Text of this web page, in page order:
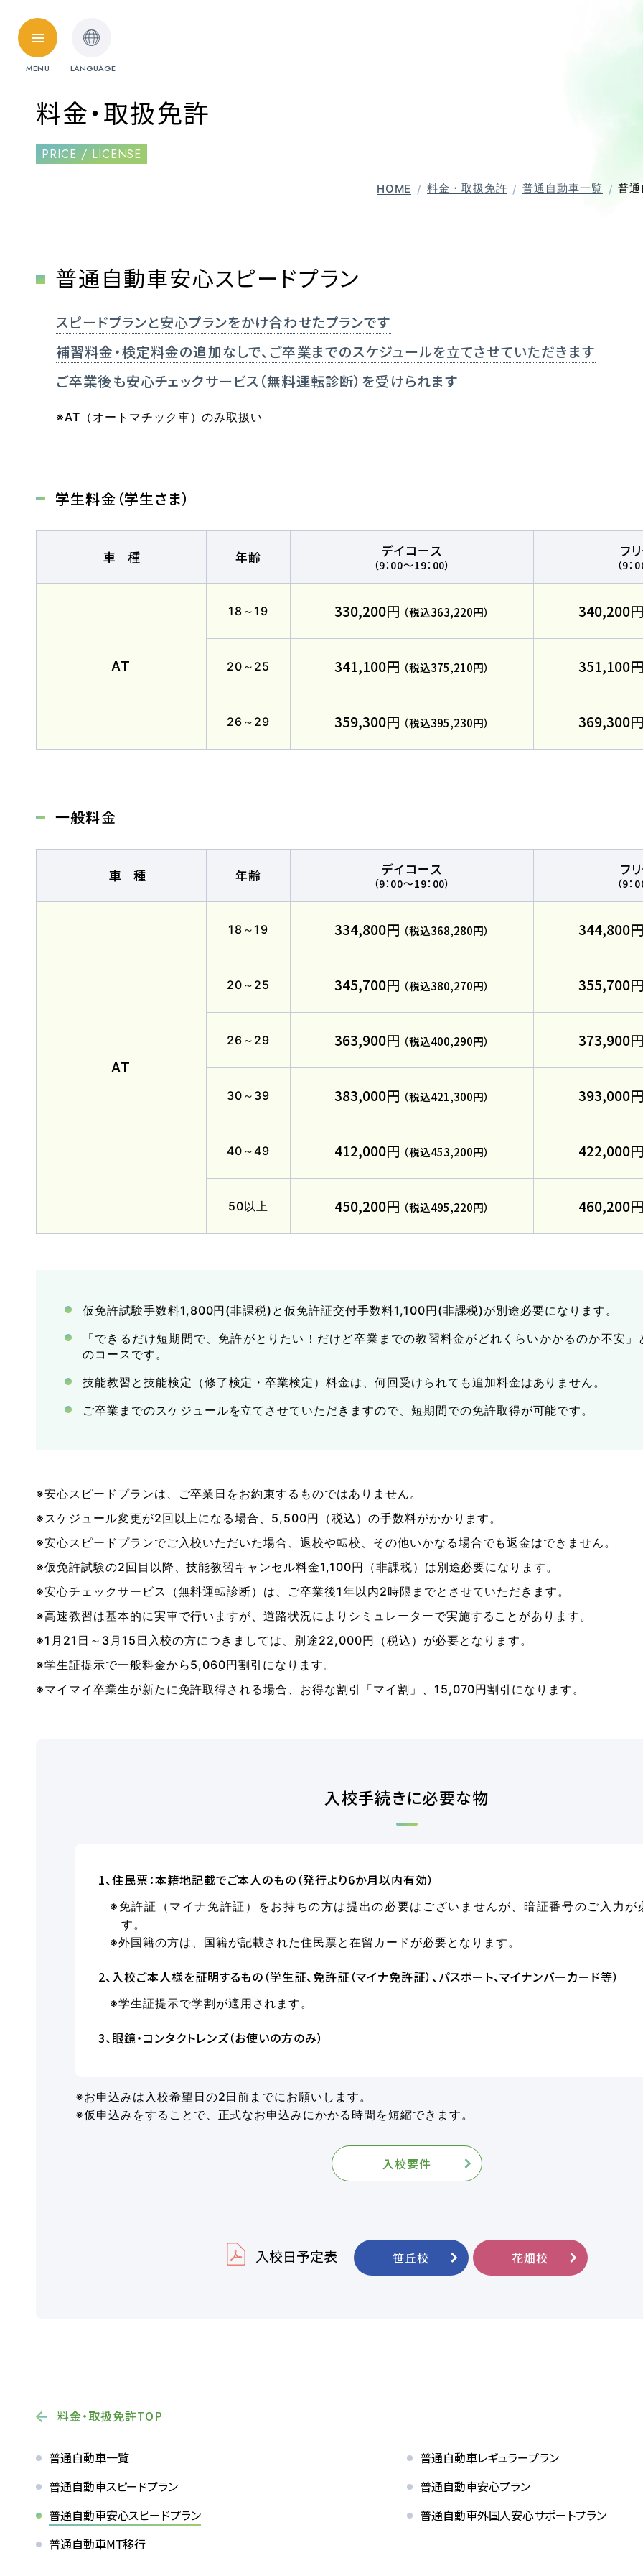
LANGUAGE
MENU
マイマイスクール笹丘
福岡大学前営業所（入校申込受付）
選ばれる理由
お知らせ
【花畑校7月イベント】夏はじめました
お役立ちコラム
オンライン入校受付 資
FOLLOW SNS
料金・取扱免許
PRICE / LICENSE
HOME 料金・取扱免許 普通自動車一覧 普
料金・取扱免許TOP
普通自動車一覧
普通自動車レギュラープラン
普通自動車スピードプラン
普通自動車安心プラン
普通自動車安心スピードプラン
普通自動車外国人安心サポートプラン
普通自動車MT移行
普通自動車安心スピードプラン
スピードプランと安心プランをかけ合わせたプランです
補習料金・検定料金の追加なしで、ご卒業までのスケジュールを立てさせていただきます
ご卒業後も安心チェックサービス（無料運転診断）を受けられます
※AT（オートマチック車）のみ取扱い
学生料金（学生さま）
車種 年齢 デイコース
（9：00～19：00）
フ
（9：
AT
18～19 330,200円 （税込363,220円） 340,200円
20～25 341,100円 （税込375,210円） 351,100円
26～29 359,300円 （税込395,230円） 369,300円
一般料金
車種 年齢 デイコース
（9：00～19：00）
フ
（9：
AT
18～19 334,800円 （税込368,280円） 344,800円
20～25 345,700円 （税込380,270円） 355,700円
26～29 363,900円 （税込400,290円） 373,900円
30～39 383,000円 （税込421,300円） 393,000円
40～49 412,000円 （税込453,200円） 422,000円
50以上 450,200円 （税込495,220円） 460,200円
仮免許試験手数料1,800円(非課税)と仮免許証交付手数料1,100円(非課税)が別途必要になります。
「できるだけ短期間で、免許がとりたい！だけど卒業までの教習料金がどれくらいかかるのか不安」
のコースです。
技能教習と技能検定（修了検定・卒業検定）料金は、何回受けられても追加料金はありません。
ご卒業までのスケジュールを立てさせていただきますので、短期間での免許取得が可能です。
※安心スピードプランは、ご卒業日をお約束するものではありません。
※スケジュール変更が2回以上になる場合、5,500円（税込）の手数料がかかります。
※安心スピードプランでご入校いただいた場合、退校や転校、その他いかなる場合でも返金はできません。
※仮免許試験の2回目以降、技能教習キャンセル料金1,100円（非課税）は別途必要になります。
※安心チェックサービス（無料運転診断）は、ご卒業後1年以内2時限までとさせていただきます。
※高速教習は基本的に実車で行いますが、道路状況によりシミュレーターで実施することがあります。
※1月21日～3月15日入校の方につきましては、別途22,000円（税込）が必要となります。
※学生証提示で一般料金から5,060円割引になります。
※マイマイ卒業生が新たに免許取得される場合、お得な割引「マイ割」、15,070円割引になります。
入校手続きに必要な物
1、住民票：本籍地記載でご本人のもの（発行より6か月以内有効）
※免許証（マイナ免許証）をお持ちの方は提出の必要はございませんが、暗証番号のご入力が
す。
※外国籍の方は、国籍が記載された住民票と在留カードが必要となります。
2、入校ご本人様を証明するもの（学生証、免許証（マイナ免許証）、パスポート、マイナンバーカード等）
※学生証提示で学割が適用されます。
3、眼鏡・コンタクトレンズ（お使いの方のみ）
※お申込みは入校希望日の2日前までにお願いします。
※仮申込みをすることで、正式なお申込みにかかる時間を短縮できます。
入校要件
入校日予定表 笹丘校 花畑校